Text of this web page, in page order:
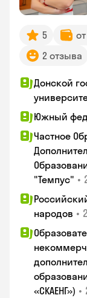
5
2 отзыва
Донской
Южный
Частное
"Темпус" •
народов •
«СКАЕНГ») •